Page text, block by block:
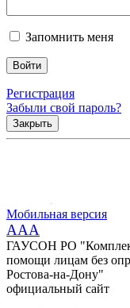
Запомнить меня
Регистрация
Забыли свой пароль?
Закрыть
Мобильная версия
AAA
ГАУСОН РО
помощи лицам без
Ростова-на-Дону"
официальный сайт